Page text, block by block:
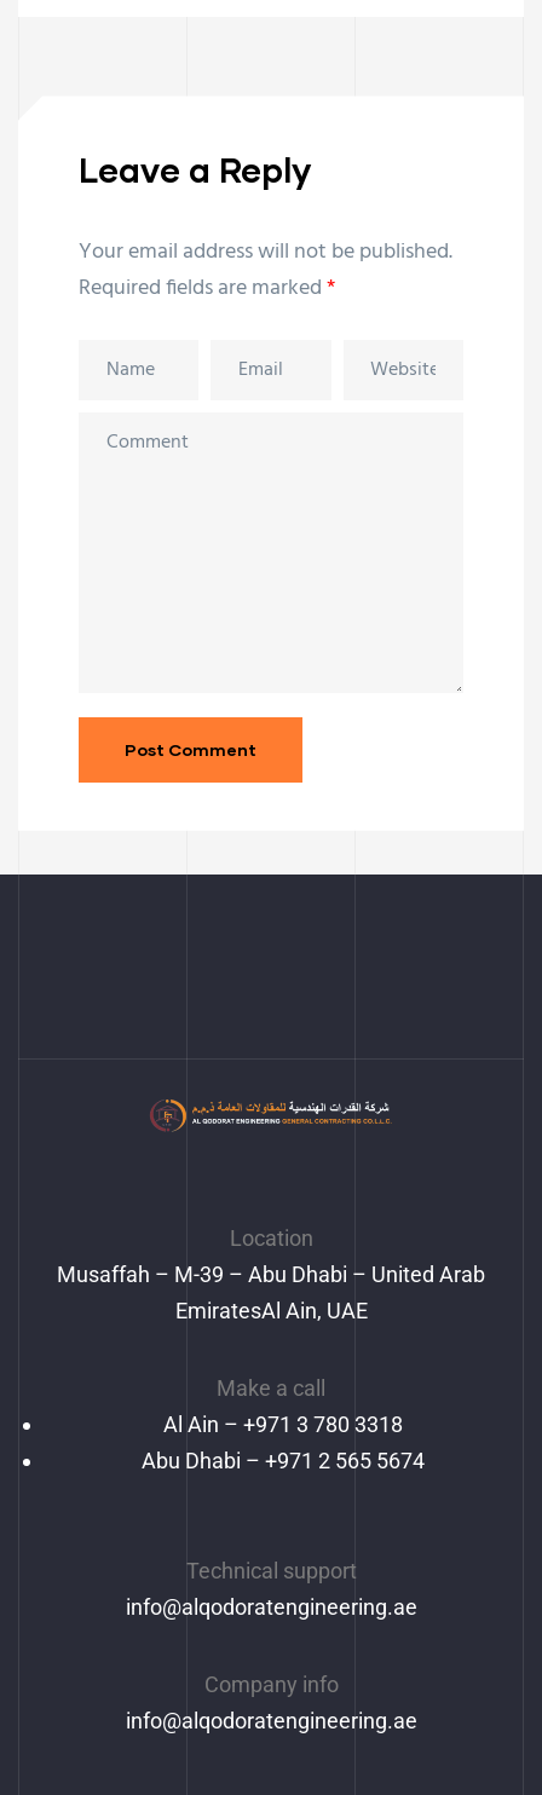
Leave a Reply
Your email address will not be published.
Required fields are marked*
Location
Musaffah – M-39 – Abu Dhabi – United Arab
EmiratesAl Ain, UAE
Make a call
Al Ain – +971 3 780 3318
Abu Dhabi – +971 2 565 5674
Technical support
info@alqodoratengineering.ae
Company info
info@alqodoratengineering.ae